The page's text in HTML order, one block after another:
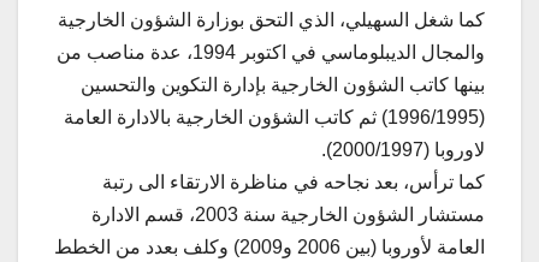
كما شغل السهيلي، الذي التحق بوزارة الشؤون الخارجية
والمجال الديبلوماسي في اكتوبر 1994، عدة مناصب من
بينها كاتب الشؤون الخارجية بإدارة التكوين والتحسين
(1996/1995) ثم كاتب الشؤون الخارجية بالادارة العامة
لاوروبا (2000/1997).
كما ترأس، بعد نجاحه في مناظرة الارتقاء الى رتبة
مستشار الشؤون الخارجية سنة 2003، قسم الادارة
العامة لأوروبا (بين 2006 و2009) وكلف بعدد من الخطط